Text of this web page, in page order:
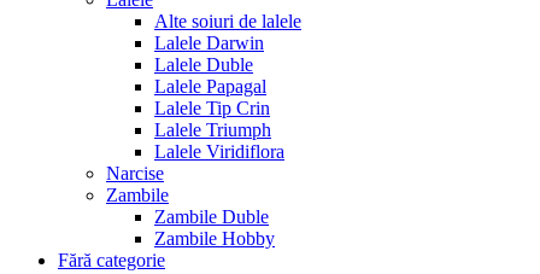
Alte soiuri de lalele
Lalele Darwin
Lalele Duble
Lalele Papagal
Lalele Tip Crin
Lalele Triumph
Lalele Viridiflora
Narcise
Zambile
Zambile Duble
Zambile Hobby
Fără categorie